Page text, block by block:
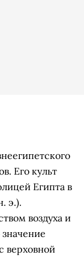
Его культ
Египта в
э.).
воздуха и
верховной